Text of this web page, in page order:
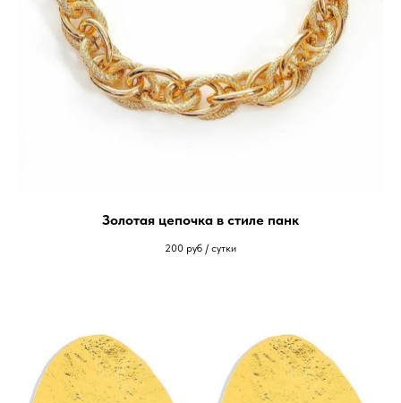
Золотая цепочка в стиле панк
200 руб / сутки